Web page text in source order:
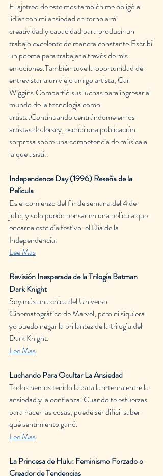
El ajetreo de este mes también me obligó a
lidiar con mi ansiedad en torno a mi
creatividad y capacidad para producir un
trabajo excelente de manera constante.Escribí
un poema para trabajar a través de mis
emociones.También tuve la oportunidad de
entrevistar a un viejo amigo artista, Carl
Wiggins.Compartió sus luchas para ingresar al
mundo de la tecnología como
artista.Continuando centrándome en los
artistas de Jersey, escribí una publicación
sorpresa sobre una competencia de música a
la que asistí..
Independence Day (1996) Reseña de la
Película
Es el comienzo del fin de semana del 4 de
julio, y solo puedo pensar en una película que
encarna este día festivo: el Día de la
Independencia.
Lee Mas
Revisión Inesperada de la Trilogía Batman
Dark Knight
Soy más una chica del Universo
Cinematográfico de Marvel, pero ni siquiera
yo puedo negar la brillantez de la trilogía del
Dark Knight.
Lee Mas
Luchando Para Ocultar La Ansiedad
Todos hemos tenido la batalla interna entre la
ansiedad y la confianza. Cuando te esfuerzas
para hacer las cosas, puede ser difícil saber
qué sentimiento ganó.
Lee Mas
La Princesa de Hulu: Feminismo Forzado o
Creador de Tendencias